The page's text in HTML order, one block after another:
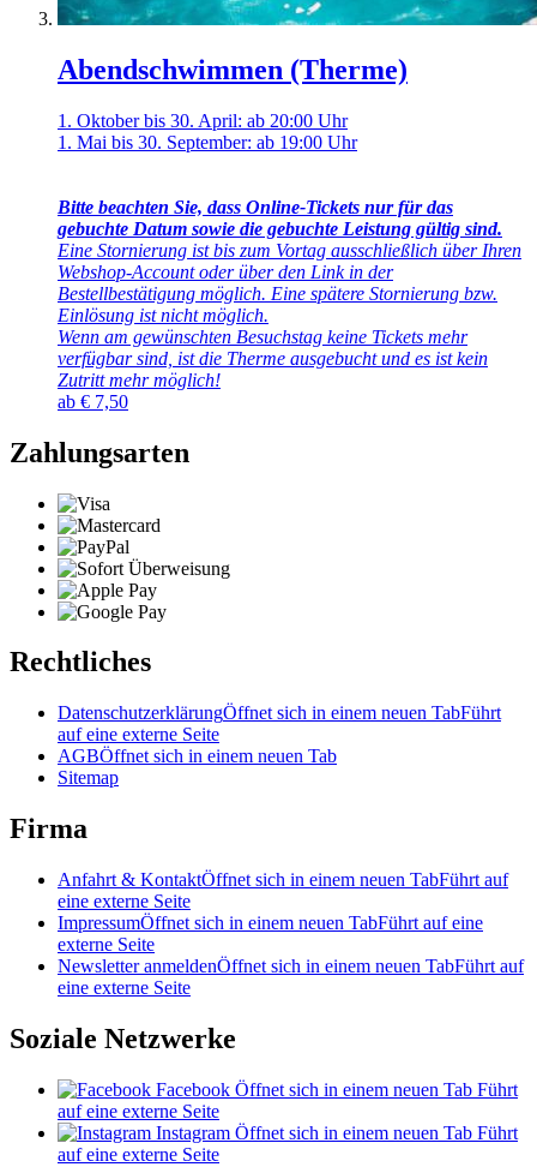
Abendschwimmen (Therme)
1. Oktober bis 30. April: ab 20:00 Uhr
1. Mai bis 30. September: ab 19:00 Uhr
Bitte beachten Sie, dass Online-Tickets nur für das
gebuchte Datum sowie die gebuchte Leistung gültig sind.
Eine Stornierung ist bis zum Vortag ausschließlich über Ihren
Webshop-Account oder über den Link in der
Bestellbestätigung möglich. Eine spätere Stornierung bzw.
Einlösung ist nicht möglich.
Wenn am gewünschten Besuchstag keine Tickets mehr
verfügbar sind, ist die Therme ausgebucht und es ist kein
Zutritt mehr möglich!
ab € 7,50
Zahlungsarten
Rechtliches
DatenschutzerklärungÖffnet sich in einem neuen TabFührt
auf eine externe Seite
AGBÖffnet sich in einem neuen Tab
Sitemap
Firma
Anfahrt & KontaktÖffnet sich in einem neuen TabFührt auf
eine externe Seite
ImpressumÖffnet sich in einem neuen TabFührt auf eine
externe Seite
Newsletter anmeldenÖffnet sich in einem neuen TabFührt auf
eine externe Seite
Soziale Netzwerke
Facebook Öffnet sich in einem neuen Tab Führt
auf eine externe Seite
Instagram Öffnet sich in einem neuen Tab Führt
auf eine externe Seite